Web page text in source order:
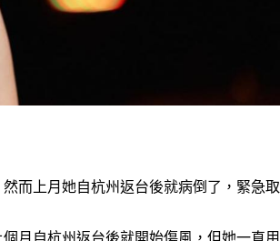
而上月她自杭州返台後就病倒了，緊急
月自杭州返台後就開始傷風，但她一